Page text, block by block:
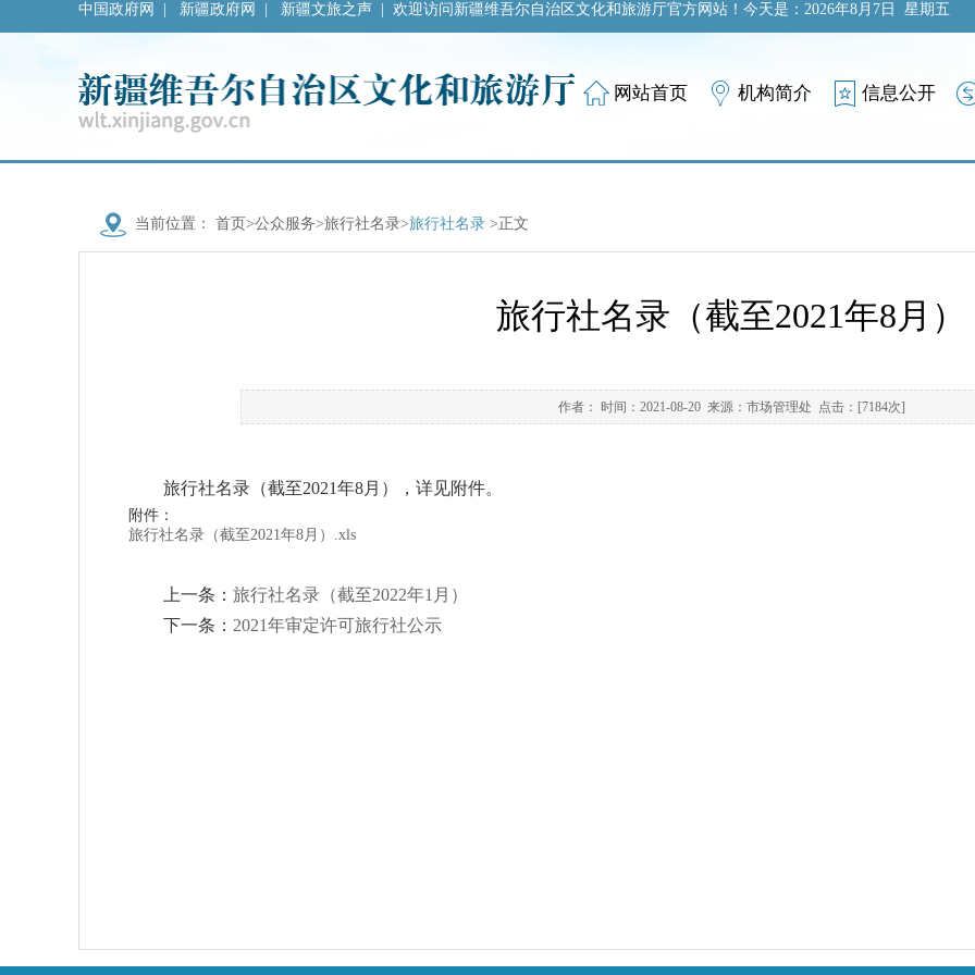
中国政府网 新疆政府网 新疆文旅之声 欢迎访问新疆维吾尔自治区文化和旅游厅官方网站！今天是： 2026年8月7日 星期五
网站首页 机构简介 信息公开
当前位置： 首页 >公众服务>旅行社名录>旅行社名录 >正文
旅行社名录（截至2021年8月）
作者： 时间：2021-08-20 来源：市场管理处 点击：[7184次]
旅行社名录（截至2021年8月），详见附件。
附件：
旅行社名录（截至2021年8月）.xls
上一条： 旅行社名录（截至2022年1月）
下一条： 2021年审定许可旅行社公示